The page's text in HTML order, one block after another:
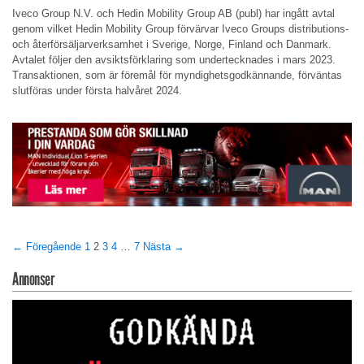
Iveco Group N.V. och Hedin Mobility Group AB (publ) har ingått avtal
genom vilket Hedin Mobility Group förvärvar Iveco Groups distributions-
och återförsäljarverksamhet i Sverige, Norge, Finland och Danmark.
Avtalet följer den avsiktsförklaring som undertecknades i mars 2023.
Transaktionen, som är föremål för myndighetsgodkännande, förväntas
slutföras under första halvåret 2024.
← Föregående 1 2 3 4 7 Nästa →
Annonser